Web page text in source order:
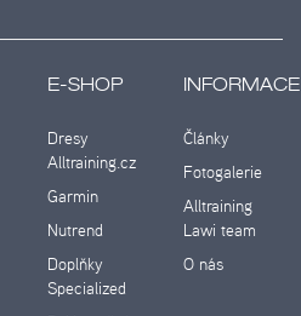
E-SHOP
Dresy
Alltraining.cz
Garmin
Nutrend
Doplňky
Specialized
INFORMACE
Články
Fotogalerie
Alltraining
Lawi team
O nás